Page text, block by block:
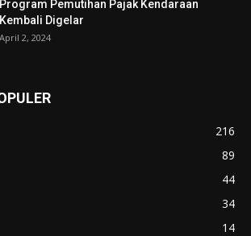
Program Pemutihan Pajak Kendaraan
Kembali Digelar
April 2, 2024
216
89
44
34
14